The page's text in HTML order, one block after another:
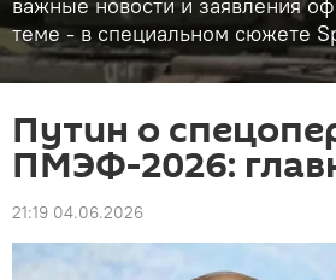
теме - в специальном сюжете
Путин о
ПМЭФ-2026:
21:19 04.06.2026